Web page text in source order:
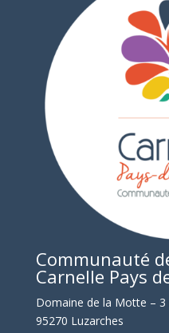
Communauté
Carnelle Pays
Domaine de la Motte – 3
95270 Luzarches